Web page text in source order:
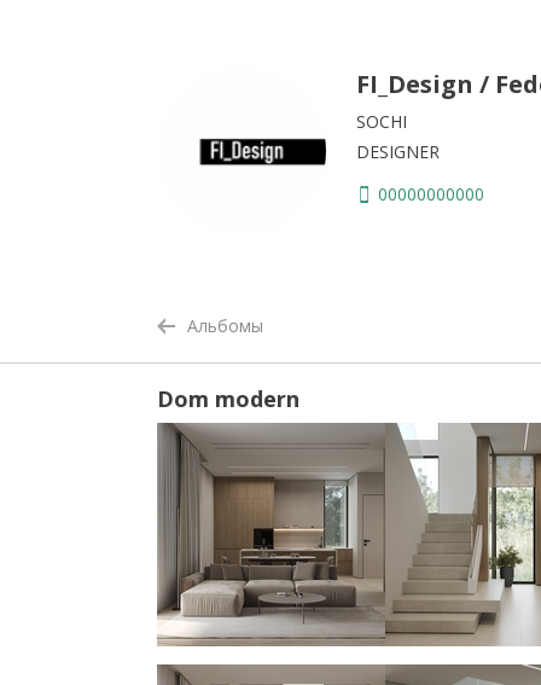
FI_Design /
SOCHI
DESIGNER
00000000000
Альбомы
Dom modern